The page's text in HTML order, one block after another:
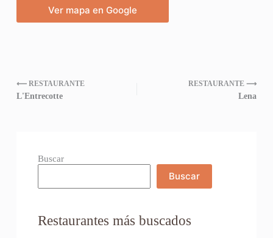
Ver mapa en Google
⟵ RESTAURANTE
L'Entrecotte
RESTAURANTE ⟶
Lena
Buscar
Buscar
Restaurantes más buscados